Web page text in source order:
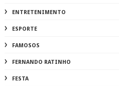
ENTRETENIMENTO
ESPORTE
FAMOSOS
FERNANDO RATINHO
FESTA